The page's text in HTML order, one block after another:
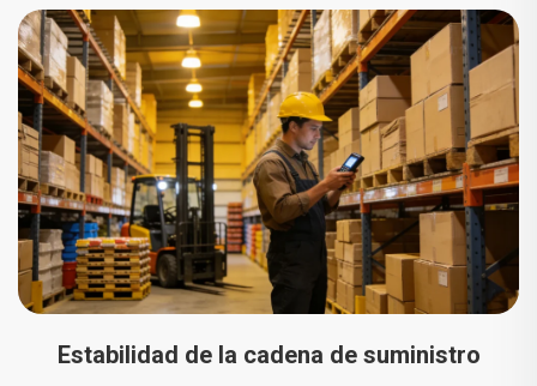
Estabilidad de la cadena de suministro